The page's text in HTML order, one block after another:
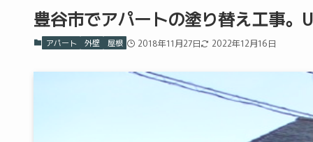
豊谷市でアパートの塗り替え工事。
アパート 外壁 屋根 2018年11月27日 2022年12月16日